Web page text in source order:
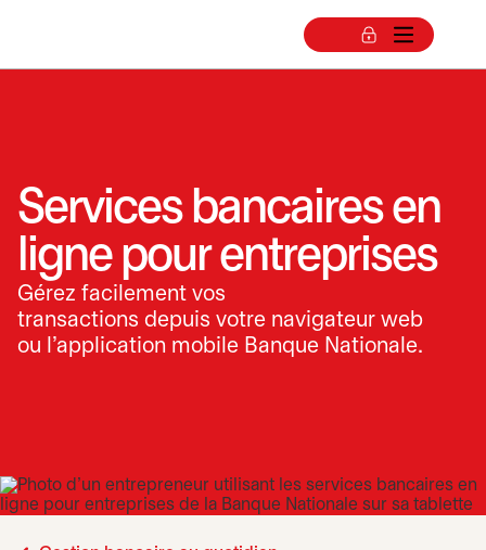
Services bancaires en
ligne pour entreprises
Gérez facilement vos
transactions depuis votre navigateur web
ou l’application mobile Banque Nationale.